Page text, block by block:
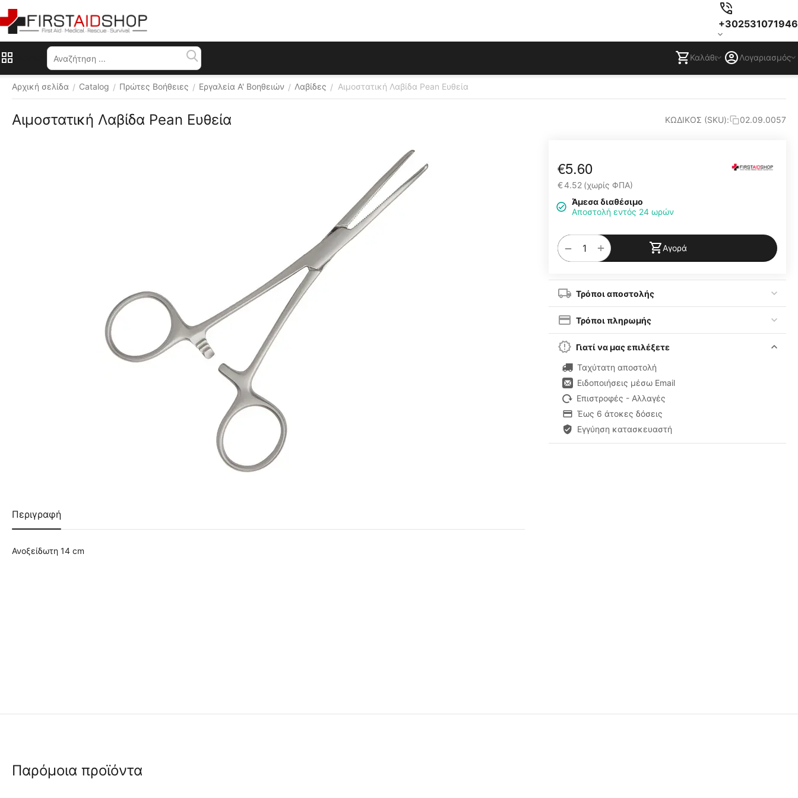
+302531071946
Καλάθι Λογαριασμός
Αρχική σελίδα / Catalog / Πρώτες Βοήθειες / Εργαλεία Α' Βοηθειών / Λαβίδες / Αιμοστατική Λαβίδα Pean Ευθεία
Αιμοστατική Λαβίδα Pean Ευθεία ΚΩΔΙΚΟΣ (SKU): 02.09.0057
€5.60
€4.52 (χωρίς ΦΠΑ)
Άμεσα διαθέσιμο
Αποστολή εντός 24 ωρών
+
− Αγορά
Τρόποι αποστολής
Τρόποι πληρωμής
Γιατί να μας επιλέξετε
Ταχύτατη αποστολή
Ειδοποιήσεις μέσω Email
Επιστροφές - Αλλαγές
Έως 6 άτοκες δόσεις
Εγγύηση κατασκευαστή
Περιγραφή
Ανοξείδωτη 14 cm
Παρόμοια προϊόντα